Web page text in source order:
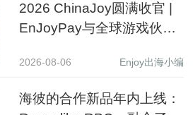
2026 ChinaJoy圆满收官 |
EnJoyPay与全球游戏伙伴
2026-08-06 Enjoy出海小编
海彼的合作新品年内上线：